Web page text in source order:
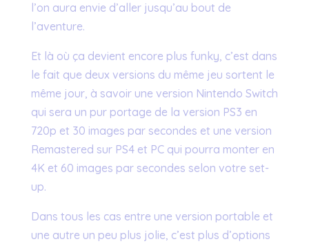
l’on aura envie d’aller jusqu’au bout de
l’aventure.
Et là où ça devient encore plus funky, c’est dans
le fait que deux versions du même jeu sortent le
même jour, à savoir une version Nintendo Switch
qui sera un pur portage de la version PS3 en
720p et 30 images par secondes et une version
Remastered sur PS4 et PC qui pourra monter en
4K et 60 images par secondes selon votre set-
up.
Dans tous les cas entre une version portable et
une autre un peu plus jolie, c’est plus d’options